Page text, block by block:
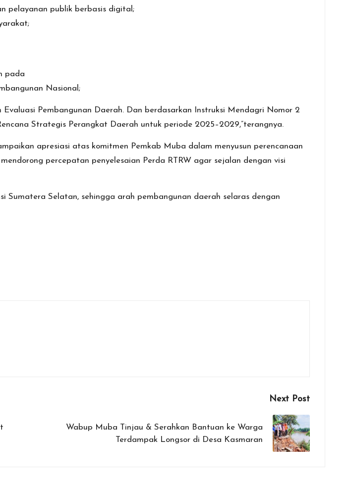
pelayanan publik berbasis digital;
pada
Nasional;
Pembangunan Daerah. Dan berdasarkan Instruksi Mendagri Nomor 2
Strategis Perangkat Daerah untuk periode 2025–2029,”terangnya.
apresiasi atas komitmen Pemkab Muba dalam menyusun perencanaan
percepatan penyelesaian Perda RTRW agar sejalan dengan visi
Sumatera Selatan, sehingga arah pembangunan daerah selaras dengan
Next Post
Wabup Muba Tinjau & Serahkan Bantuan ke Warga
Terdampak Longsor di Desa Kasmaran